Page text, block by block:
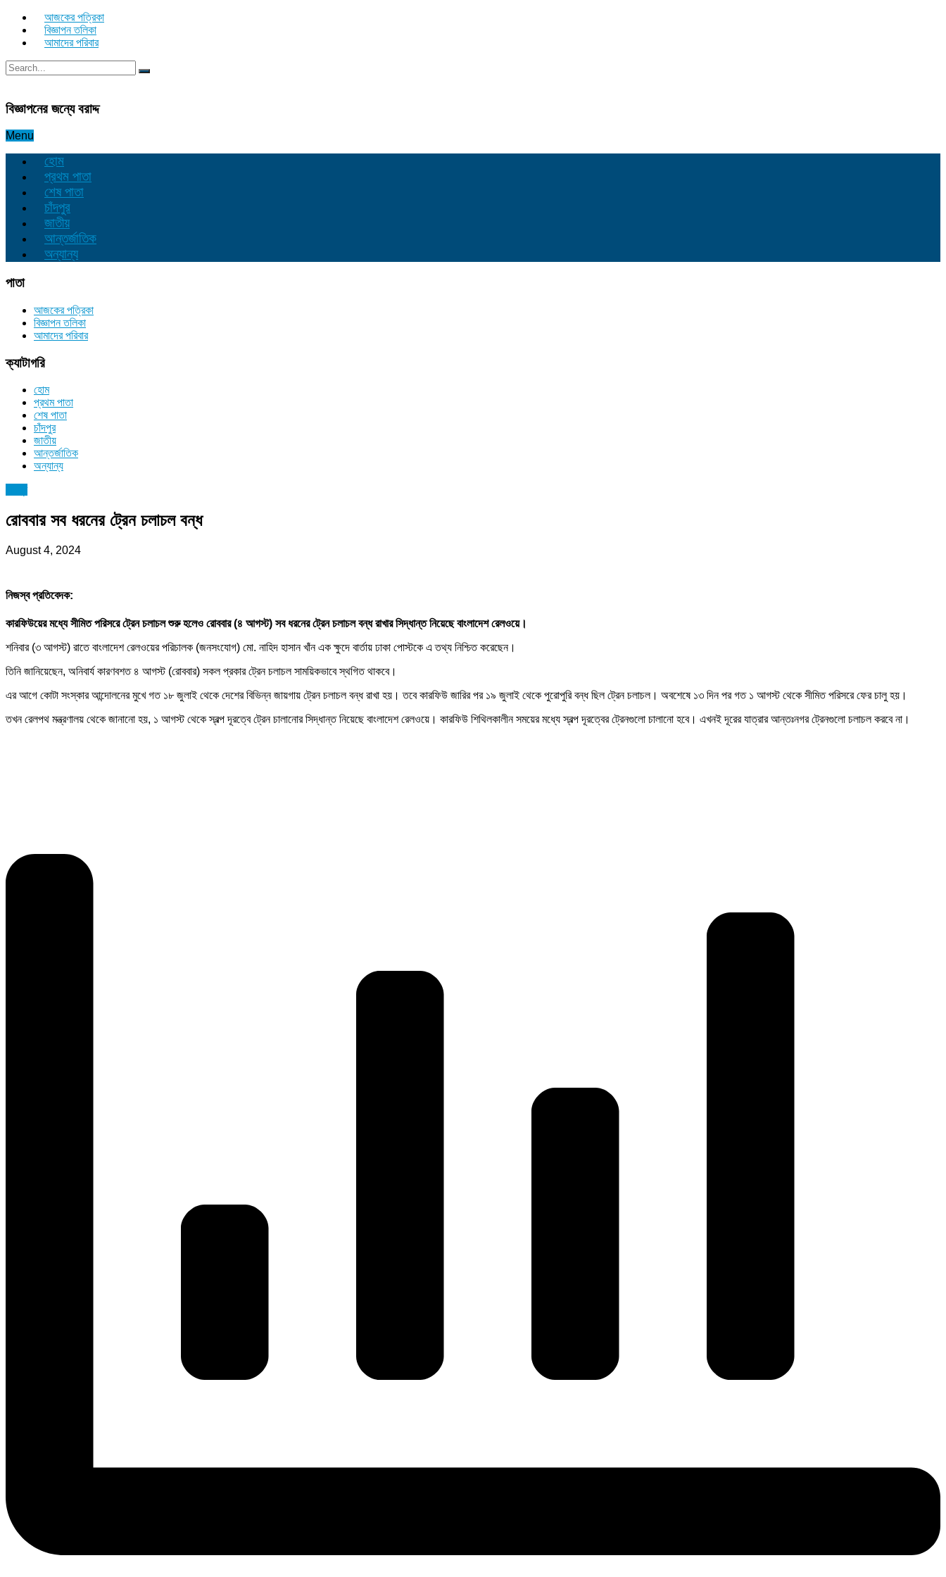
আজকের পত্রিকা
বিজ্ঞাপন তলিকা
আমাদের পরিবার
বিজ্ঞাপনের জন্যে বরাদ্দ
Menu
হোম
প্রথম পাতা
শেষ পাতা
চাঁদপুর
জাতীয়
আন্তর্জাতিক
অন্যান্য
পাতা
আজকের পত্রিকা
বিজ্ঞাপন তলিকা
আমাদের পরিবার
ক্যাটাগরি
হোম
প্রথম পাতা
শেষ পাতা
চাঁদপুর
জাতীয়
আন্তর্জাতিক
অন্যান্য
রোববার সব ধরনের ট্রেন চলাচল বন্ধ
August 4, 2024
নিজস্ব প্রতিবেদক:
কারফিউয়ের মধ্যে সীমিত পরিসরে ট্রেন চলাচল শুরু হলেও রোববার (৪ আগস্ট) সব ধরনের ট্রেন চলাচল বন্ধ রাখার সিদ্ধান্ত নিয়েছে বাংলাদেশ রেলওয়ে।
শনিবার (৩ আগস্ট) রাতে বাংলাদেশ রেলওয়ের পরিচালক (জনসংযোগ) মো. নাহিদ হাসান খাঁন এক ক্ষুদে বার্তায় ঢাকা পোস্টকে এ তথ্য নিশ্চিত করেছেন।
তিনি জানিয়েছেন, অনিবার্য কারণবশত ৪ আগস্ট (রোববার) সকল প্রকার ট্রেন চলাচল সাময়িকভাবে স্থগিত থাকবে।
এর আগে কোটা সংস্কার আন্দোলনের মুখে গত ১৮ জুলাই থেকে দেশের বিভিন্ন জায়গায় ট্রেন চলাচল বন্ধ রাখা হয়। তবে কারফিউ জারির পর ১৯ জুলাই থেকে পুরোপুরি বন্ধ ছিল ট্রেন চলাচল। অবশেষে ১৩ দিন পর গত ১ আগস্ট থেকে সীমিত পরিসরে ফের চালু হয়।
তখন রেলপথ মন্ত্রণালয় থেকে জানানো হয়, ১ আগস্ট থেকে স্বল্প দূরত্বে ট্রেন চালানোর সিদ্ধান্ত নিয়েছে বাংলাদেশ রেলওয়ে। কারফিউ শিথিলকালীন সময়ের মধ্যে স্বল্প দূরত্বের ট্রেনগুলো চালানো হবে। এখনই দূরের যাত্রার আন্তঃনগর ট্রেনগুলো চলাচল করবে না।